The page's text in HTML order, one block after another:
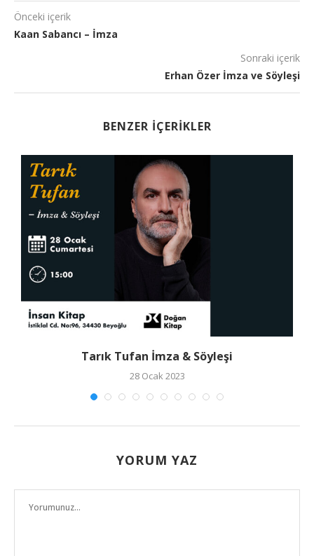
Önceki içerik
Kaan Sabancı – İmza
Sonraki içerik
Erhan Özer İmza ve Söyleşi
BENZER İÇERIKLER
Tarık Tufan İmza & Söyleşi
28 Ocak 2023
YORUM YAZ